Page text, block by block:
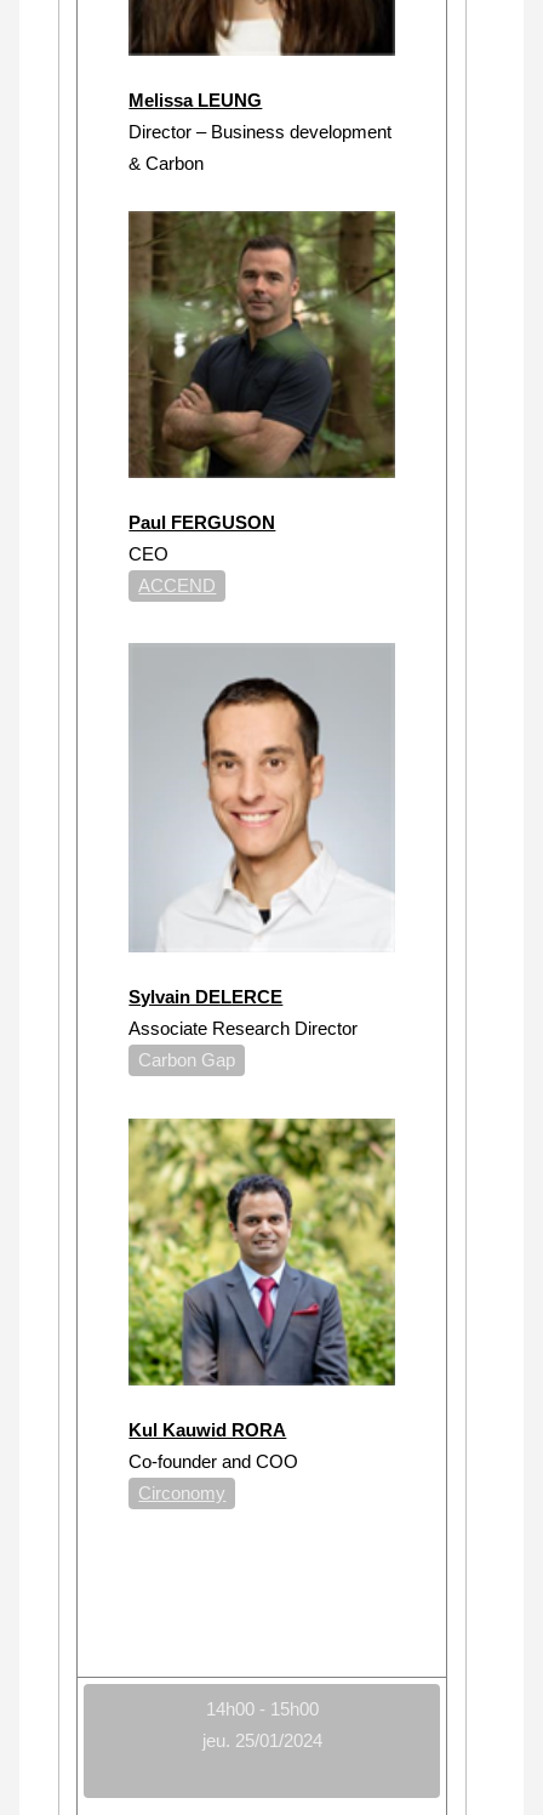
Melissa LEUNG
Director – Business development
& Carbon
Paul FERGUSON
CEO
ACCEND
Sylvain DELERCE
Associate Research Director
Carbon Gap
Kul Kauwid RORA
Co-founder and COO
Circonomy
14h00 - 15h00
jeu. 25/01/2024